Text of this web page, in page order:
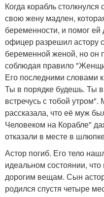
Когда корабль
свою жену мадлен,
беременности, и помог
офицер разрешил астору
беременной женой, но он
соблюдая правило
Его последними словами
Ты в порядке будешь. Ты
встречусь с тобой
рассказала, что её муж
Человеком на Корабле"
отказали в месте в
Астор погиб. Его тело
идеальном состоянии,
дорогим вещам. Сын
родился спустя четыре